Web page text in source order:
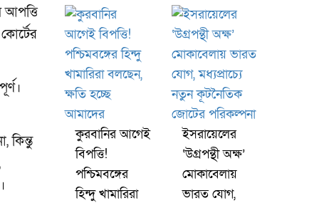
আপত্তি
কিন্তু
কুরবানির আগেই
বিপত্তি!
পশ্চিমবঙ্গের
হিন্দু খামারিরা
ইসরায়েলের
‘উগ্রপন্থী অক্ষ’
মোকাবেলায়
ভারত যোগ,